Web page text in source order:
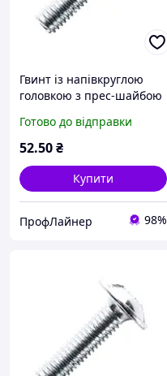
Гвинт із напівкруглою
головкою з прес-шайбою
міцний. 4.8 цинк білий
(пач. 50 шт.)
Готово до відправки
52.50₴
Купити
ПрофЛайнер 98%